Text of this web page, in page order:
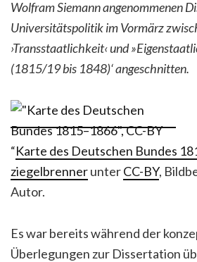
Wolfram Siemann angenommenen
Universitätspolitik im Vormärz
›Transstaatlichkeit‹ und
(1815/19 bis 1848)‘ angeschnitten.
“Karte des Deutschen Bundes
ziegelbrennerunterCC-BY,
Autor.
Es war bereits während der
Überlegungen zur Dissertation